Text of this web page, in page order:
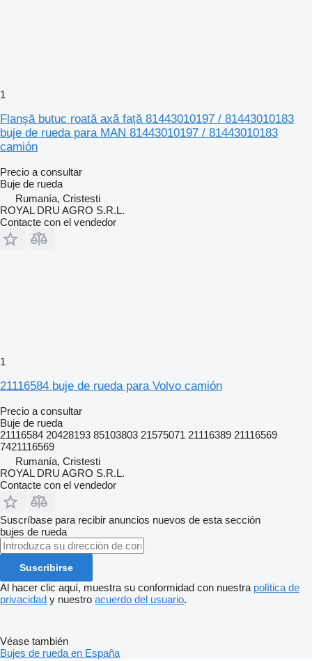
1
Flanșă butuc roată axă față 81443010197 / 81443010183
buje de rueda para MAN 81443010197 / 81443010183
camión
Precio a consultar
Buje de rueda
Rumanía, Cristesti
ROYAL DRU AGRO S.R.L.
Contacte con el vendedor
1
21116584 buje de rueda para Volvo camión
Precio a consultar
Buje de rueda
21116584 20428193 85103803 21575071 21116389 21116569
7421116569
Rumanía, Cristesti
ROYAL DRU AGRO S.R.L.
Contacte con el vendedor
Suscríbase para recibir anuncios nuevos de esta sección
bujes de rueda
Suscribirse
Al hacer clic aquí, muestra su conformidad con nuestra política de
privacidad y nuestro acuerdo del usuario.
Véase también
Bujes de rueda en España